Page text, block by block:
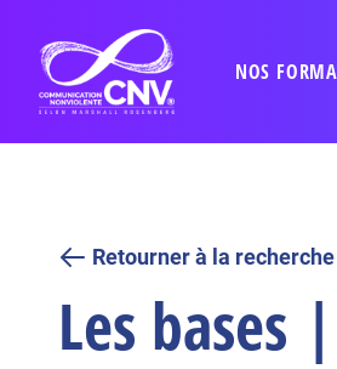
NOS
Retourner à la recherche
Les